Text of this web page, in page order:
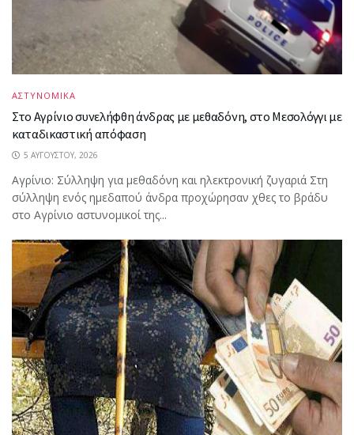
ΑΣΤΥΝΟΜΙΚΑ
Στο Αγρίνιο συνελήφθη άνδρας με μεθαδόνη, στο Μεσολόγγι με
καταδικαστική απόφαση
5 ΑΥΓΟΎΣΤΟΥ, 2026
Aγρίνιο: Σύλληψη για μεθαδόνη και ηλεκτρονική ζυγαριά Στη
σύλληψη ενός ημεδαπού άνδρα προχώρησαν χθες το βράδυ
στο Αγρίνιο αστυνομικοί της...